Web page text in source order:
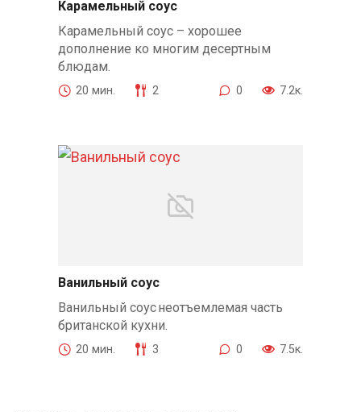
Карамельный соус
Карамельный соус – хорошее
дополнение ко многим десертным
блюдам.
20 мин. 2 0 7.2к.
Ванильный соус
Ванильный соус неотъемлемая часть
британской кухни.
20 мин. 3 0 7.5к.